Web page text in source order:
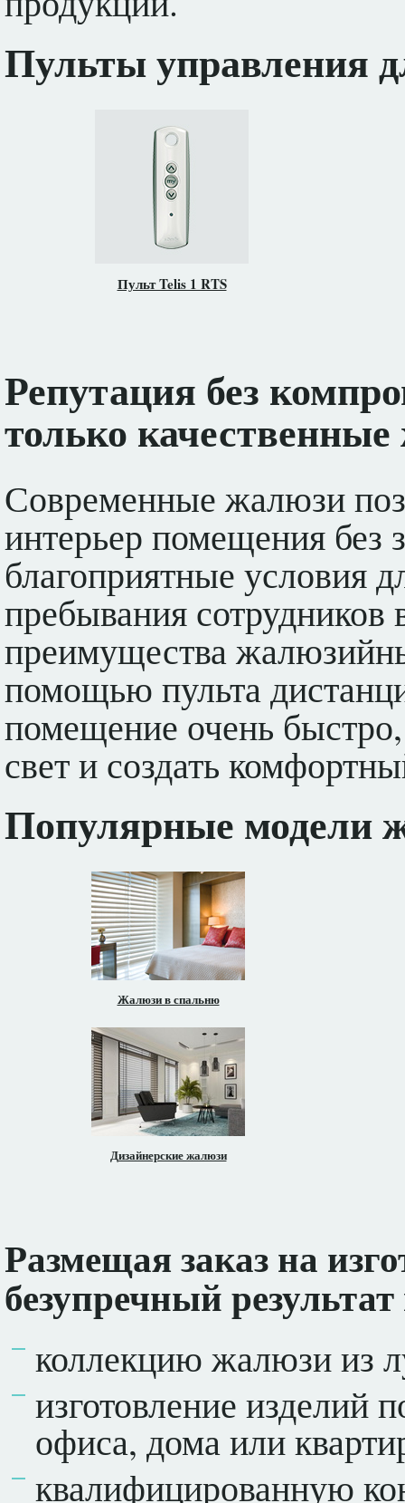
Пульты управления
Пульт Telis 1 RTS
Репутация без
только
Современные жалюзи
интерьер помещения без
благоприятные условия
пребывания
преимущества
помощью пульта
помещение очень
свет и создать
Популярные модели
Жалюзи в спальню
Дизайнерские жалюзи
Размещая заказ на
безупречный
коллекцию жалюзи из
изготовление изделий
офиса, дома или
квалифицированную